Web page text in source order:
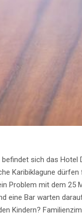
sich das Hotel
Karibiklagune
Problem mit dem 25
eine Bar warten
Kindern?